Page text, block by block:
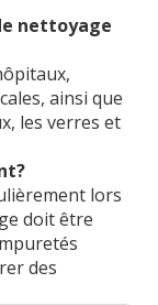
nettoyage
ainsi que
les verres et
lors
doit être
des